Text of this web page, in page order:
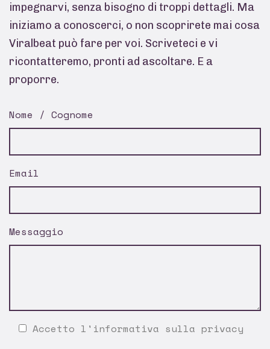
impegnarvi, senza bisogno di troppi dettagli. Ma
iniziamo a conoscerci, o non scoprirete mai cosa
Viralbeat può fare per voi. Scriveteci e vi
ricontatteremo, pronti ad ascoltare. E a
proporre.
Nome / Cognome
Email
Messaggio
Accetto l' informativa sulla privacy